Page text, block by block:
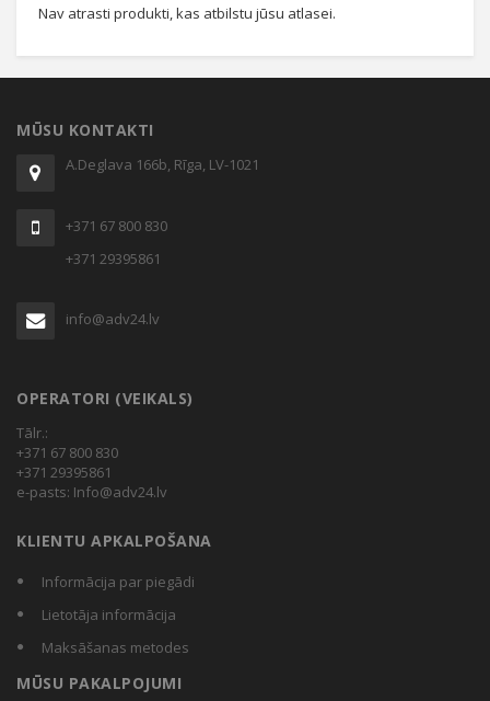
Nav atrasti produkti, kas atbilstu jūsu atlasei.
MŪSU KONTAKTI
A.Deglava 166b, Rīga, LV-1021
+371 67 800 830
+371 29395861
info@adv24.lv
OPERATORI (VEIKALS)
Tālr.:
+371 67 800 830
+371 29395861
e-pasts: Info@adv24.lv
KLIENTU APKALPOŠANA
Informācija par piegādi
Lietotāja informācija
Maksāšanas metodes
MŪSU PAKALPOJUMI